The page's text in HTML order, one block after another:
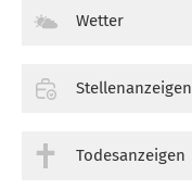
Wetter
Stellenanzeigen
Todesanzeigen